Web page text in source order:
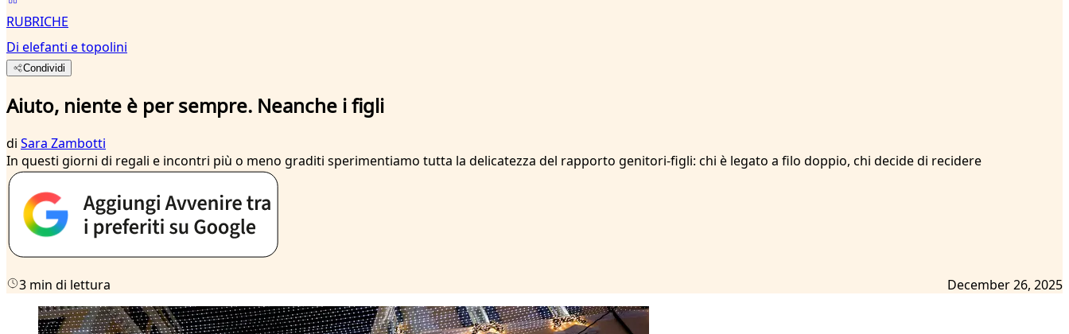
RUBRICHE
Di elefanti e topolini
Condividi
Aiuto, niente è per sempre. Neanche i figli
di Sara Zambotti
In questi giorni di regali e incontri più o meno graditi sperimentiamo tutta la delicatezza del rapporto genitori-figli: chi è legato a filo doppio, chi decide di recidere
3 min di lettura December 26, 2025